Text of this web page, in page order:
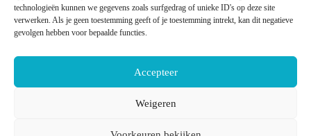
technologieën kunnen we gegevens zoals surfgedrag of unieke ID's op deze site
verwerken. Als je geen toestemming geeft of je toestemming intrekt, kan dit negatieve
gevolgen hebben voor bepaalde functies.
Accepteer
Weigeren
22.00 incl. btw
Opties selecteren
product
Deze
€22.00 incl. btw
Dit
product
variaties.
Deze
optie
€22.00